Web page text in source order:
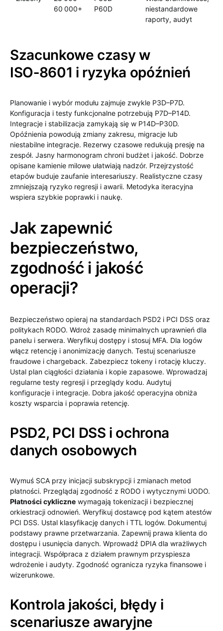
60 000+
P60D
niestandardowe
raporty, audyt
Szacunkowe czasy w
ISO‑8601 i ryzyka opóźnień
Planowanie i wybór modułu zajmuje zwykle P3D–P7D.
Konfiguracja i testy funkcjonalne potrzebują P7D–P14D.
Integracje i stabilizacja zamykają się w P14D–P30D.
Opóźnienia powodują zmiany zakresu, migracje lub
niestabilne integracje. Rezerwy czasowe redukują presję na
zespół. Jasny harmonogram chroni budżet i jakość. Dobrze
opisane kamienie milowe ułatwiają nadzór. Przejrzystość
etapów buduje zaufanie interesariuszy. Realistyczne czasy
zmniejszają ryzyko regresji i awarii. Metodyka iteracyjna
wspiera szybkie poprawki i naukę.
Jak zapewnić
bezpieczeństwo,
zgodność i jakość
operacji?
Bezpieczeństwo opieraj na standardach PSD2 i PCI DSS oraz
politykach RODO. Wdroż zasadę minimalnych uprawnień dla
panelu i serwera. Weryfikuj dostępy i stosuj MFA. Dla logów
włącz retencję i anonimizację danych. Testuj scenariusze
fraudowe i chargeback. Zabezpiecz tokeny i rotację kluczy.
Ustal plan ciągłości działania i kopie zapasowe. Wprowadzaj
regularne testy regresji i przeglądy kodu. Audytuj
konfiguracje i integracje. Dobra jakość operacyjna obniża
koszty wsparcia i poprawia retencję.
PSD2, PCI DSS i ochrona
danych osobowych
Wymuś SCA przy inicjacji subskrypcji i zmianach metod
płatności. Przeglądaj zgodność z RODO i wytycznymi UODO.
Płatności cykliczne wymagają tokenizacji i bezpiecznej
orkiestracji odnowień. Weryfikuj dostawcę pod kątem atestów
PCI DSS. Ustal klasyfikację danych i TTL logów. Dokumentuj
podstawy prawne przetwarzania. Zapewnij prawa klienta do
dostępu i usunięcia danych. Wprowadź DPIA dla wrażliwych
integracji. Współpraca z działem prawnym przyspiesza
wdrożenie i audyty. Zgodność ogranicza ryzyka finansowe i
wizerunkowe.
Kontrola jakości, błędy i
scenariusze awaryjne